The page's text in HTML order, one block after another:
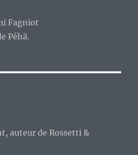
Fagniot
Péhä.
auteur de Rossetti &